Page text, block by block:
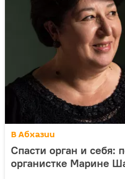
В Абхазии
Спасти орган и себя:
органистке Марине